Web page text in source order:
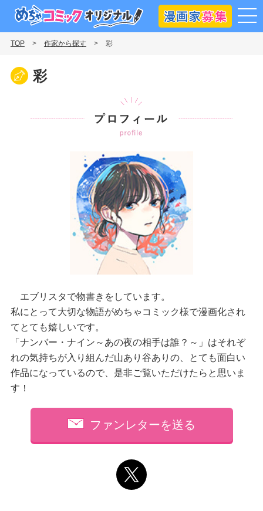
めちゃコミックオリジナル
TOP 作家から探す 彩
彩
エブリスタで物書きをしています。
私にとって大切な物語がめちゃコミック様で漫画化され
てとても嬉しいです。
「ナンバー・ナイン～あの夜の相手は誰？～」はそれぞ
れの気持ちが入り組んだ山あり谷ありの、とても面白い
作品になっているので、是非ご覧いただけたらと思いま
す！
ファンレターを送る